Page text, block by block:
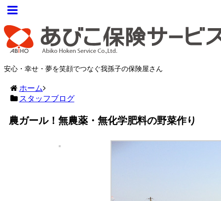
安心・幸せ・夢を笑顔でつなぐ我孫子の保険屋さん
ホーム
スタッフブログ
農ガール！無農薬・無化学肥料の野菜作り